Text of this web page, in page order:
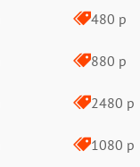
480 р
880 р
2480 р
1080 р